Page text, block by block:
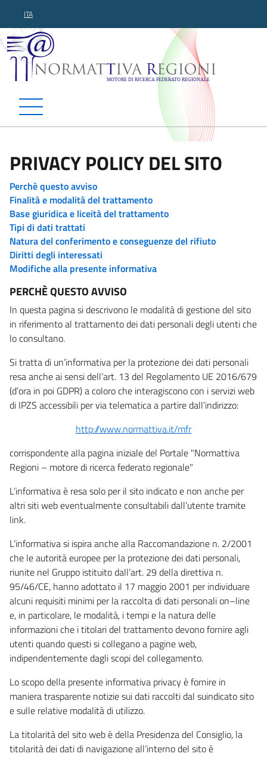
ITA
Normattiva Regioni -
PRIVACY POLICY DEL SITO
Perchè questo avviso
Finalità e modalità del trattamento
Base giuridica e liceità del trattamento
Tipi di dati trattati
Natura del conferimento e conseguenze del rifiuto
Diritti degli interessati
Modifiche alla presente informativa
PERCHÈ QUESTO AVVISO
In questa pagina si descrivono le modalità di gestione del sito
in riferimento al trattamento dei dati personali degli utenti che
lo consultano.
Si tratta di un’informativa per la protezione dei dati personali
resa anche ai sensi dell’art. 13 del Regolamento UE 2016/679
(d’ora in poi GDPR) a coloro che interagiscono con i servizi web
di IPZS accessibili per via telematica a partire dall’indirizzo:
http://www.normattiva.it/mfr
corrispondente alla pagina iniziale del Portale "Normattiva
Regioni – motore di ricerca federato regionale"
L’informativa è resa solo per il sito indicato e non anche per
altri siti web eventualmente consultabili dall’utente tramite
link.
L’informativa si ispira anche alla Raccomandazione n. 2/2001
che le autorità europee per la protezione dei dati personali,
riunite nel Gruppo istituito dall’art. 29 della direttiva n.
95/46/CE, hanno adottato il 17 maggio 2001 per individuare
alcuni requisiti minimi per la raccolta di dati personali on–line
e, in particolare, le modalità, i tempi e la natura delle
informazioni che i titolari del trattamento devono fornire agli
utenti quando questi si collegano a pagine web,
indipendentemente dagli scopi del collegamento.
Lo scopo della presente informativa privacy è fornire in
maniera trasparente notizie sui dati raccolti dal suindicato sito
e sulle relative modalità di utilizzo.
La titolarità del sito web è della Presidenza del Consiglio, la
titolarità dei dati di navigazione all’interno del sito è